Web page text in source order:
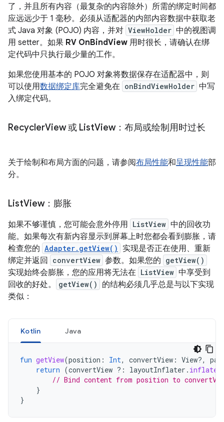
了，并且所有内容（最复杂的内容除外）所需的绑定时间都
应远远少于 1 毫秒。必须从适配器的内部内容数据中获取老
式 Java 对象 (POJO) 内容，并对 ViewHolder 中的视图调
用 setter。如果 RV OnBindView 用时很长，请确认在绑
定代码中只执行最少量的工作。
如果您使用基本的 POJO 对象将数据保存在适配器中，则
可以使用数据绑定库完全避免在 onBindViewHolder 中写
入绑定代码。
RecyclerView 或 ListView：布局或绘制用时过长
关于绘制和布局方面的问题，请参阅布局性能和呈现性能部
分。
ListView：膨胀
如果不够谨慎，您可能会意外停用 ListView 中的回收功
能。如果每次有新内容显示到屏幕上时您都会看到膨胀，请
检查您的 Adapter.getView()
实现是否正在使用、重新
绑定并返回
convertView 参数。如果您的 getView()
实现始终会膨胀，您的应用将无法在 ListView 中享受到
回收的好处。
getView()
的结构必须几乎总是与以下实现
类似：
Kotlin Java
fun getView(position : Int, convertView : View?,
return (convertView ?: layoutInflater . inflate
// Bind content from position to
}
}